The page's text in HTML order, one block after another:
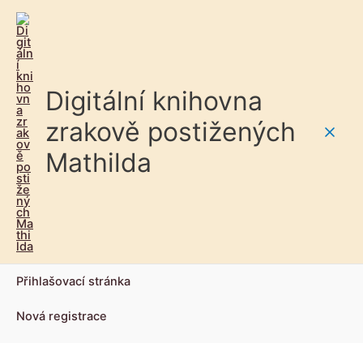
Digitální knihovna
zrakově postižených
Mathilda
Přihlašovací stránka
Nová registrace